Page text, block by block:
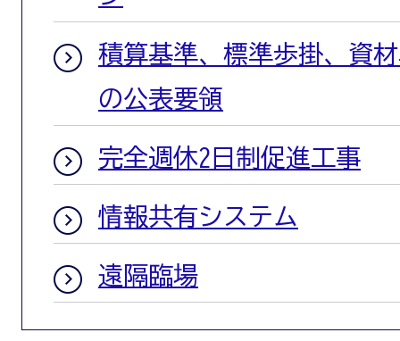
積算基準、標準歩掛、資
の公表要領
完全週休2日制促進工事
情報共有システム
遠隔臨場